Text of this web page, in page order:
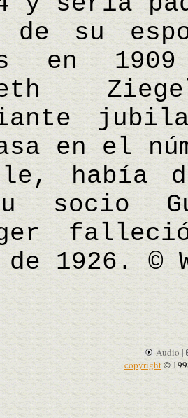
de su
en
en el
había
socio
de 1926. ©
Audio |
copyright©